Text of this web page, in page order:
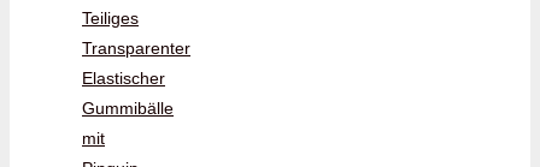
Teiliges
Transparenter
Elastischer
Gummibälle
mit